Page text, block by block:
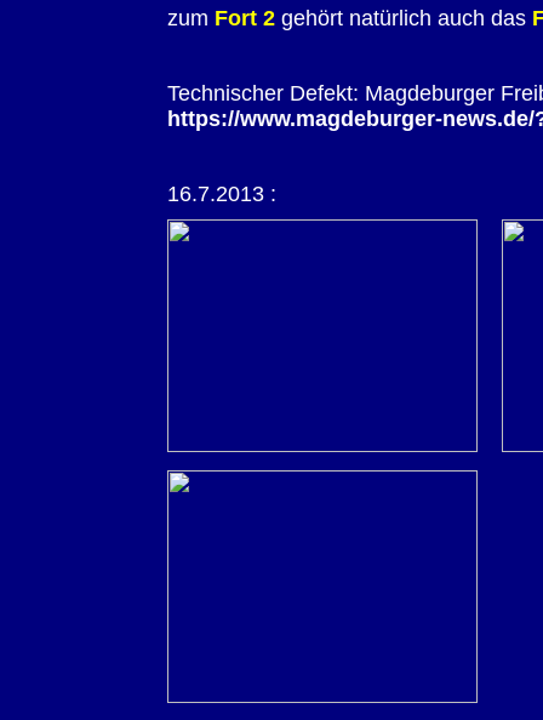
zum Fort 2 gehört natürlich auch das
Technischer Defekt: Magdeburger
https://www.magdeburger-
16.7.2013 :